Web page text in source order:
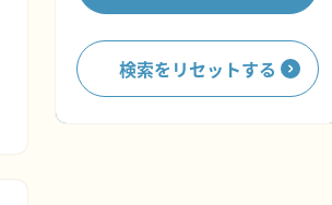
検索をリセットする